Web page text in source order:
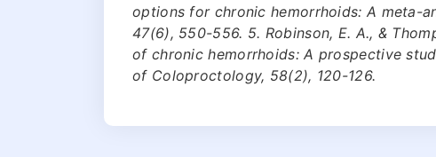
options for chronic hemorrhoids: A meta-
47(6), 550-556. 5. Robinson, E. A., &
of chronic hemorrhoids: A prospective
of Coloproctology, 58(2), 120-126.